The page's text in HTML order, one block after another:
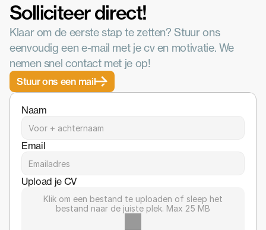
Solliciteer direct!
Klaar om de eerste stap te zetten? Stuur ons
eenvoudig een e-mail met je cv en motivatie. We
nemen snel contact met je op!
Stuur ons een mail
Naam
Email
Upload je CV
Klik om een bestand te uploaden of sleep het
bestand naar de juiste plek. Max 25 MB